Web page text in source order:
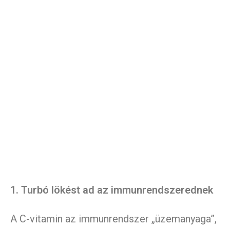
1. Turbó lökést ad az immunrendszerednek
A C-vitamin az immunrendszer „üzemanyaga”,